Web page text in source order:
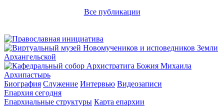
Все публикации
Архипастырь
Биография Служение Интервью Видеозаписи
Епархия сегодня
Епархиальные структуры Карта епархии